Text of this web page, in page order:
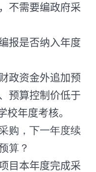
不需要编政府采
报是否纳入年度
政资金外追加预
预算控制价低于
校年度考核。
购，下一年度续
算？
目本年度完成采